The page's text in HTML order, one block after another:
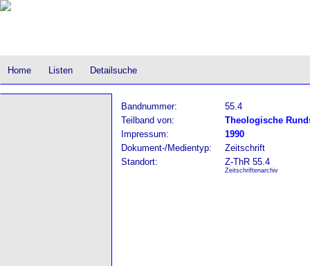
Home Listen Detailsuche
Bandnummer:
55.4
Teilband von:
Theologische
Impressum:
1990
Dokument-/Medientyp:
Zeitschrift
Standort:
Z-ThR 55.4
Zeitschriftenarchiv